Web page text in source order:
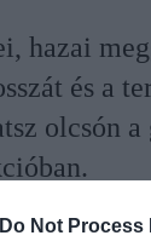
Do Not
hazai
és a
olcsón a